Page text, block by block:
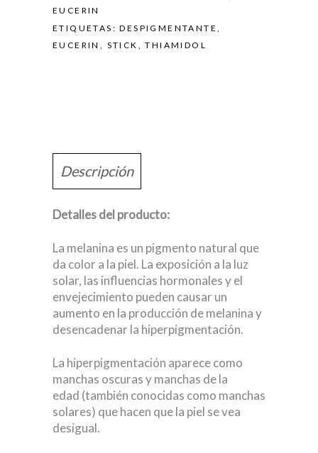
EUCERIN
ETIQUETAS:DESPIGMENTANTE,
EUCERIN , STICK ,THIAMIDOL
Descripción
Detalles del producto:
La melanina es un pigmento natural que
da color a la piel. La exposición a la luz
solar, las influencias hormonales y el
envejecimiento pueden causar un
aumento en la producción de melanina y
desencadenar la hiperpigmentación.
La hiperpigmentación aparece como
manchas oscuras y manchas de la
edad (también conocidas como manchas
solares) que hacen que la piel se vea
desigual.